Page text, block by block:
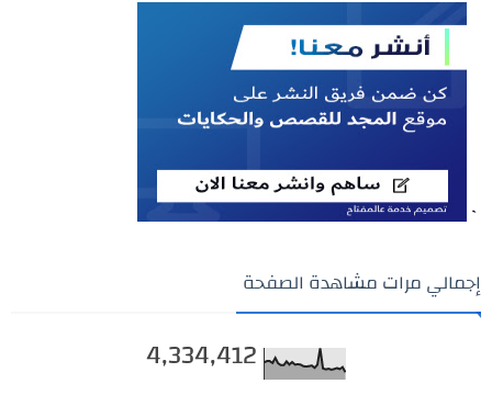
`
إجمالي مرات مشاهدة الصفحة
4,334,412